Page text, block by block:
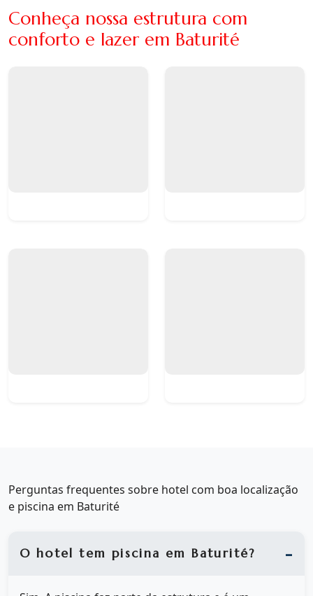
Conheça nossa estrutura com
conforto e lazer em Baturité
Perguntas frequentes sobre hotel com boa localização
e piscina em Baturité
O hotel tem piscina em Baturité?